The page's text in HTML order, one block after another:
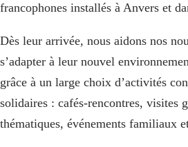
francophones installés à Anvers et
Dès leur arrivée, nous aidons nos
s’adapter à leur nouvel
grâce à un large choix d’activités
solidaires : cafés-rencontres, visites
thématiques, événements familiaux